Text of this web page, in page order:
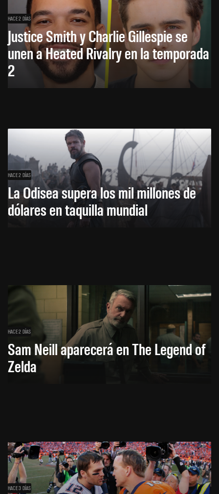
HACE 2 DÍAS
Justice Smith y Charlie Gillespie se
unen a Heated Rivalry en la temporada
2
HACE 2 DÍAS
La Odisea supera los mil millones de
dólares en taquilla mundial
HACE 2 DÍAS
Sam Neill aparecerá en The Legend of
Zelda
HACE 3 DÍAS